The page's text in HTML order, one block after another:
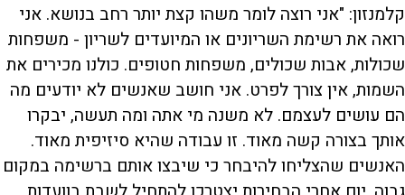
קלמנזון: "אני רוצה לומר משהו קצת יותר רחב בנושא. אני
רואה את רשימת השריונים או המיועדים לשריון - משפחות
שכולות, אבות שכולים, משפחות חטופים. כולנו מכירים את
השמות, אין צורך לפרט. אני חושב שאנשים לא יודעים מה
הם עושים לעצמם. לא משנה מי אתה ומה תעשה, יבקרו
אותך בצורה קשה מאוד. זו עבודה שהיא סיזיפית מאוד.
האנשים שהצליחו להיבחר כי שיבצו אותם ברשימה במקום